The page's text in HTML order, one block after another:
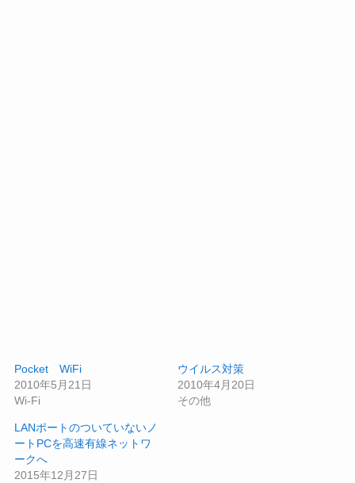
Pocket WiFi
2010年5月21日
Wi-Fi
ウイルス対策
2010年4月20日
その他
LANポートのついていないノ
ートPCを高速有線ネットワ
ークへ
2015年12月27日